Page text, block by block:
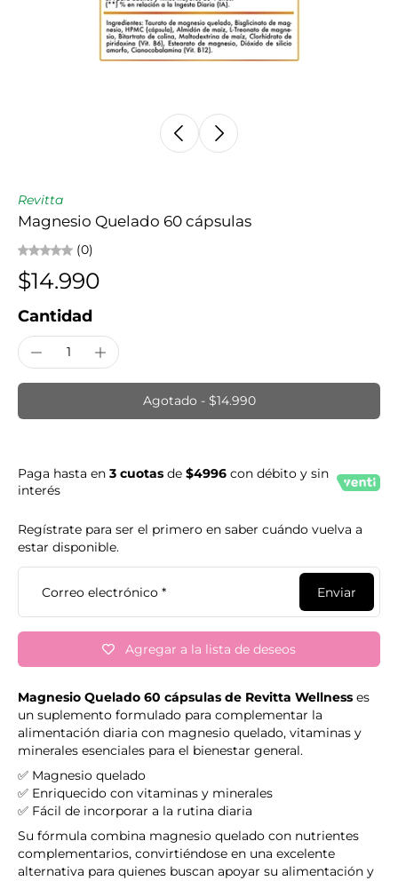
Revitta
Magnesio Quelado 60 cápsulas
(0)
$14.990
Cantidad
Agotado - $14.990
Paga hasta en 3 cuotas de $4996 con débito y sin
interés
Regístrate para ser el primero en saber cuándo vuelva a
estar disponible.
Correo electrónico * Enviar
Agregar a la lista de deseos
Magnesio Quelado 60 cápsulas de Revitta Wellness es
un suplemento formulado para complementar la
alimentación diaria con magnesio quelado, vitaminas y
minerales esenciales para el bienestar general.
✅ Magnesio quelado
✅ Enriquecido con vitaminas y minerales
✅ Fácil de incorporar a la rutina diaria
Su fórmula combina magnesio quelado con nutrientes
complementarios, convirtiéndose en una excelente
alternativa para quienes buscan apoyar su alimentación y